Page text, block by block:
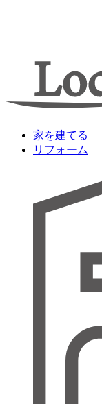
家を建てる
リフォーム